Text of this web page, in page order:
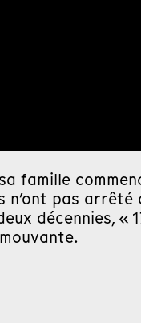
famille
n’ont pas
décennies,